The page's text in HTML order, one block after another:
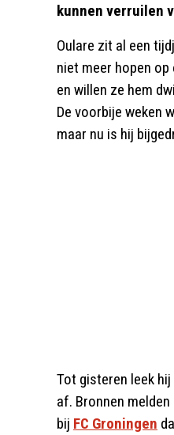
kunnen verruilen
Oulare zit al een
niet meer hopen
en willen ze hem
De voorbije weken
maar nu is hij
Tot gisteren leek
af. Bronnen
bij FC Groningen